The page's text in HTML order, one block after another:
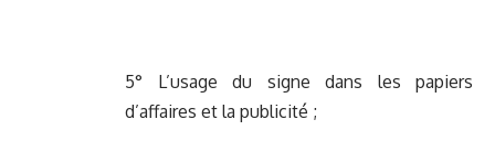
5° L’usage du signe dans les papiers
d’affaires et la publicité ;